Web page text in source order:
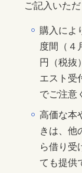
ご記入いた
購入によ
度間（４
円（税抜
エスト受
でご注意
高価な本
きは、他
ら借り受
ても提供